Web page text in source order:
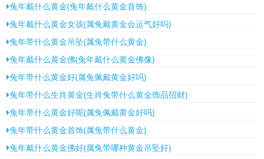
兔年戴什么黄金(兔年戴什么黄金首饰)
兔年戴什么黄金女孩(属兔戴黄金会运气好吗)
兔年带什么黄金吊坠(属兔带什么黄金)
兔年戴什么黄金佛(兔年戴什么黄金佛像)
兔年带什么黄金好(属兔佩戴黄金好吗)
兔年带什么生肖黄金(生肖兔带什么黄金饰品招财)
兔年带什么黄金好呢(属兔佩戴黄金好吗)
兔年带什么黄金首饰(属兔带什么黄金)
兔年戴什么黄金佛好(属兔带哪种黄金吊坠好)